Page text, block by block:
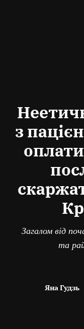
з
Загалом від
та
Яна Гудзь